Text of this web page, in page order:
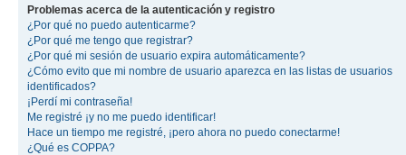
Problemas acerca de la autenticación y registro
¿Por qué no puedo autenticarme?
¿Por qué me tengo que registrar?
¿Por qué mi sesión de usuario expira automáticamente?
¿Cómo evito que mi nombre de usuario aparezca en las listas de usuarios
identificados?
¡Perdí mi contraseña!
Me registré ¡y no me puedo identificar!
Hace un tiempo me registré, ¡pero ahora no puedo conectarme!
¿Qué es COPPA?